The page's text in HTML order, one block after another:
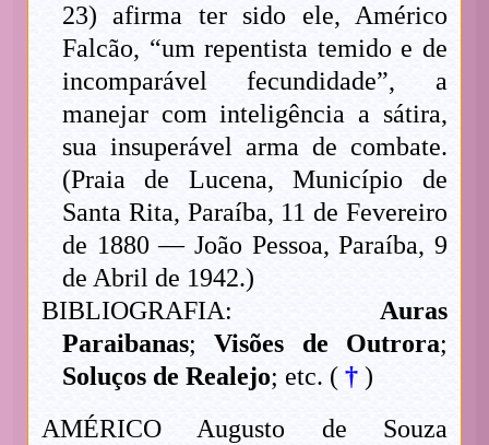
23) afirma ter sido ele, Américo
Falcão, “um repentista temido e de
incomparável fecundidade”, a
manejar com inteligência a sátira,
sua insuperável arma de combate.
(Praia de Lucena, Município de
Santa Rita, Paraíba, 11 de Fevereiro
de 1880 — João Pessoa, Paraíba, 9
de Abril de 1942.)
BIBLIOGRAFIA: Auras
Paraibanas;Visões de Outrora;
Soluços de Realejo; etc. ( †)
AMÉRICO Augusto de Souza